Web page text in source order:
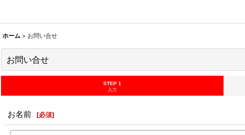
ホーム > お問い合せ
お問い合せ
STEP 1
入力
お名前 [必須]